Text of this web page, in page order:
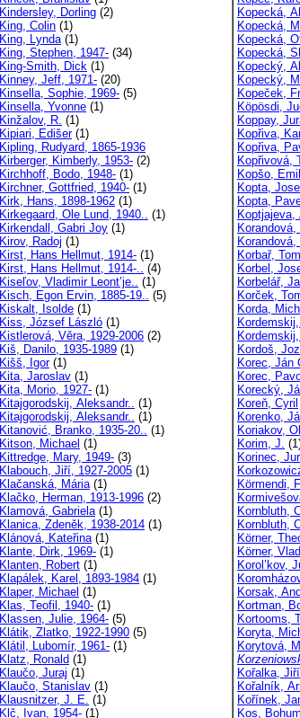
Kindersley, Dorling (2)
King, Colin (1)
King, Lynda(1)
King, Stephen, 1947- (34)
King-Smith, Dick (1)
Kinney, Jeff, 1971- (20)
Kinsella, Sophie, 1969- (5)
Kinsella, Yvonne (1)
Kinžalov, R. (1)
Kipiari, Edišer(1)
Kipling, Rudyard, 1865-1936
Kirberger, Kimberly, 1953- (2)
Kirchhoff, Bodo, 1948- (1)
Kirchner, Gottfried, 1940- (1)
Kirk, Hans, 1898-1962 (1)
Kirkegaard, Ole Lund, 1940.. (1)
Kirkendall, Gabri Joy (1)
Kirov, Radoj (1)
Kirst, Hans Hellmut, 1914- (1)
Kirst, Hans Hellmut, 1914-.. (4)
Kiseľov, Vladimir Leont’je.. (1)
Kisch, Egon Ervin, 1885-19.. (5)
Kiskalt, Isolde (1)
Kiss, József László (1)
Kistlerová, Věra, 1929-2006 (2)
Kiš, Danilo, 1935-1989 (1)
Kišš, Igor(1)
Kita, Jaroslav (1)
Kita, Morio, 1927- (1)
Kitajgorodskij, Aleksandr.. (1)
Kitajgorodskij, Aleksandr.. (1)
Kitanović, Branko, 1935-20.. (1)
Kitson, Michael (1)
Kittredge, Mary, 1949- (3)
Klabouch, Jiří, 1927-2005 (1)
Klačanská, Mária(1)
Klačko, Herman, 1913-1996 (2)
Klamová, Gabriela(1)
Klanica, Zdeněk, 1938-2014 (1)
Klánová, Kateřina(1)
Klante, Dirk, 1969- (1)
Klanten, Robert (1)
Klapálek, Karel, 1893-1984 (1)
Klaper, Michael (1)
Klas, Teofil, 1940- (1)
Klassen, Julie, 1964- (5)
Klátik, Zlatko, 1922-1990 (5)
Klátil, Lubomír, 1961- (1)
Klatz, Ronald (1)
Klaučo, Juraj (1)
Klaučo, Stanislav (1)
Klausnitzer, J. E. (1)
Klč, Ivan, 1954- (1)
Kopecká,
Kopecká,
Kopecká,
Kopecká,
Kopecký,
Kopecký,
Kopeček,
Köpösdi,
Koppay,
Kopřiva,
Kopřiva,
Kopřivová,
Kopšo, Emil
Kopta,
Kopta,
Koptjajeva,
Korandová,
Korbař,
Korbel,
Korbelář,
Korček,
Korda,
Kordoš,
Korec, Ján
Korec,
Korecký,
Koreň, Cyril
Korenko,
Koriakov,
Korim, J.
Korinec,
Körmendi,
Kornbluth,
Kornbluth,
Körner,
Körner,
Korol’kov,
Korsak,
Kortman,
Kortooms,
Koryta,
Korytová,
Kořalka, Jiří
Kořalník,
Kořínek,
Kos,